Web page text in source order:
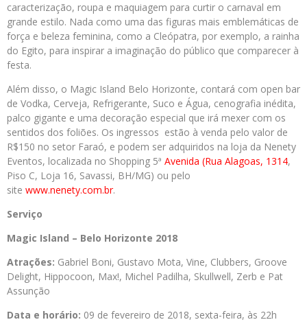
caracterização, roupa e maquiagem para curtir o carnaval em
grande estilo. Nada como uma das figuras mais emblemáticas de
força e beleza feminina, como a Cleópatra, por exemplo, a rainha
do Egito, para inspirar a imaginação do público que comparecer à
festa.
Além disso, o Magic Island Belo Horizonte, contará com open bar
de Vodka, Cerveja, Refrigerante, Suco e Água, cenografia inédita,
palco gigante e uma decoração especial que irá mexer com os
sentidos dos foliões. Os ingressos estão à venda pelo valor de
R$150 no setor Faraó, e podem ser adquiridos na loja da Nenety
Eventos, localizada no Shopping 5ª Avenida (Rua Alagoas, 1314,
Piso C, Loja 16, Savassi, BH/MG) ou pelo
site www.nenety.com.br.
Serviço
Magic Island – Belo Horizonte 2018
Atrações: Gabriel Boni, Gustavo Mota, Vine, Clubbers, Groove
Delight, Hippocoon, Max!, Michel Padilha, Skullwell, Zerb e Pat
Assunção
Data e horário: 09 de fevereiro de 2018, sexta-feira, às 22h